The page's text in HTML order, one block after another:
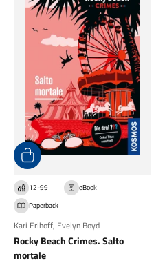
12-99
eBook
Paperback
Kari Erlhoff, Evelyn Boyd
Rocky Beach Crimes. Salto
mortale